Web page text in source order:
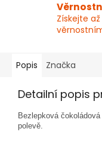
Získejte
Popis Značka
Detailní popis
Bezlepková
polevě.